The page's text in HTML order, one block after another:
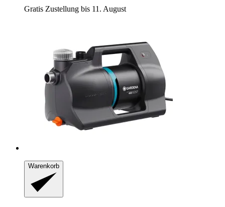
Gratis Zustellung bis 11. August
Warenkorb